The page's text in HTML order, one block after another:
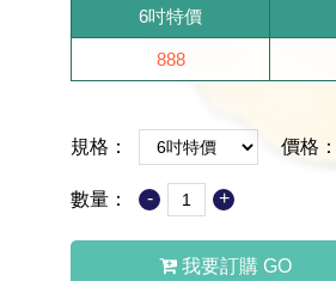
6吋特價
888
規格： 價格：
數量： - +
我要訂購 GO